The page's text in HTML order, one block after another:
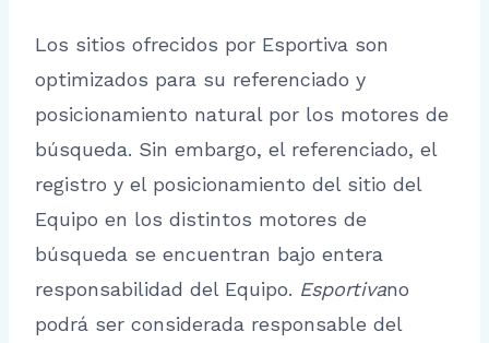
Los sitios ofrecidos por Esportiva son
optimizados para su referenciado y
posicionamiento natural por los motores de
búsqueda. Sin embargo, el referenciado, el
registro y el posicionamiento del sitio del
Equipo en los distintos motores de
búsqueda se encuentran bajo entera
responsabilidad del Equipo. Esportivano
podrá ser considerada responsable del